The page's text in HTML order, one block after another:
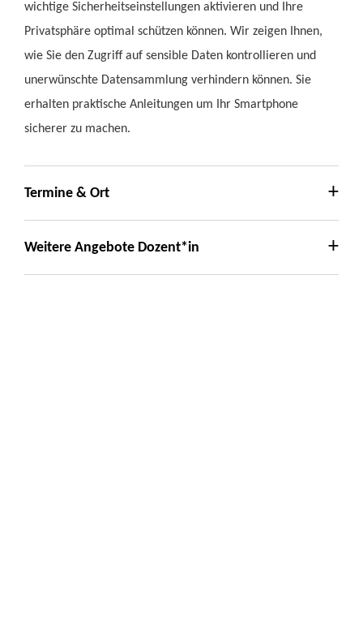
wichtige Sicherheitseinstellungen aktivieren und Ihre
Privatsphäre optimal schützen können. Wir zeigen Ihnen,
wie Sie den Zugriff auf sensible Daten kontrollieren und
unerwünschte Datensammlung verhindern können. Sie
erhalten praktische Anleitungen um Ihr Smartphone
sicherer zu machen.
Termine & Ort
Weitere Angebote Dozent*in